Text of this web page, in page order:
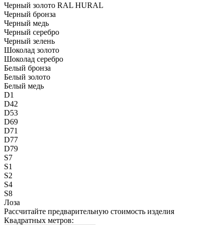
Черный золото RAL HURAL
Черный бронза
Черный медь
Черный серебро
Черный зелень
Шоколад золото
Шоколад серебро
Белый бронза
Белый золото
Белый медь
D1
D42
D53
D69
D71
D77
D79
S7
S1
S2
S4
S8
Лоза
Рассчитайте предварительную стоимость изделия
Квадратных метров: